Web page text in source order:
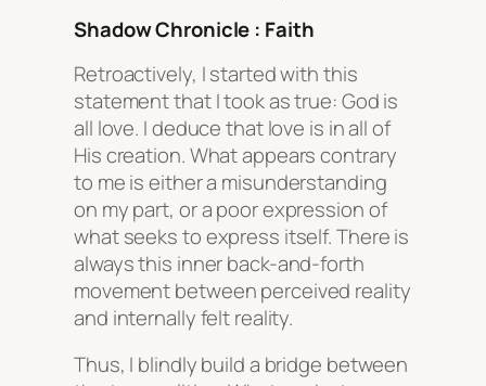
Shadow Chronicle : Faith
Retroactively, I started with this
statement that I took as true: God is
all love. I deduce that love is in all of
His creation. What appears contrary
to me is either a misunderstanding
on my part, or a poor expression of
what seeks to express itself. There is
always this inner back-and-forth
movement between perceived reality
and internally felt reality.
Thus, I blindly build a bridge between